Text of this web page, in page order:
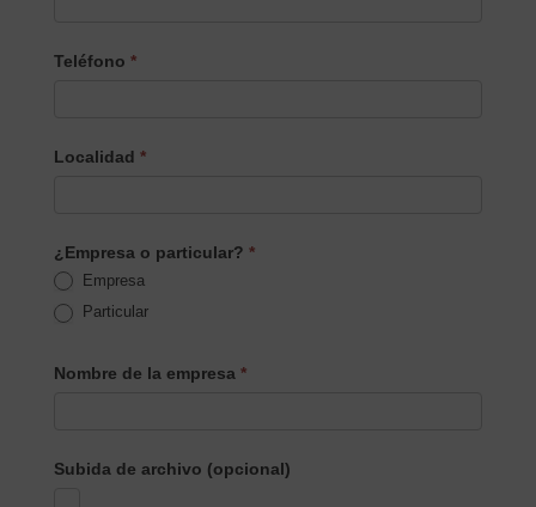
Teléfono *
Localidad *
¿Empresa o particular? *
Empresa
Particular
Nombre de la empresa *
Subida de archivo (opcional)